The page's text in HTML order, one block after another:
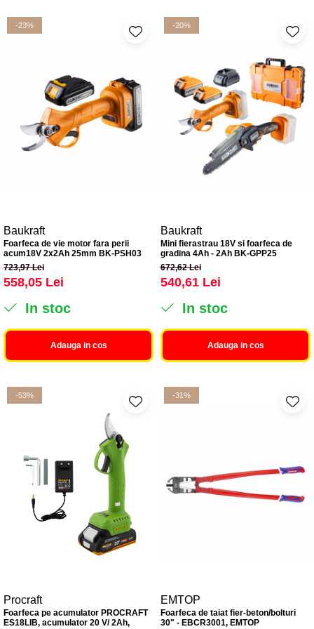
Ventuze cu brate pentru transport
Uscatoare de rufe
incorporabile
Seturi oale
SANDWICH MAKER
Storcatoare de fructe
-23%
Baukraft
Foarfeca de vie motor fara perii
acum18V 2x2Ah 25mm BK-PSH03
723,97 Lei
558,05 Lei
In stoc
Adauga in cos
-20%
Baukraft
Mini fierastrau 18V si foarfeca de
gradina 4Ah - 2Ah BK-GPP25
672,62 Lei
540,61 Lei
In stoc
Adauga in cos
-53%
Procraft
Foarfeca pe acumulator PROCRAFT
ES18LIB, acumulator 20 V/ 2Ah,
-31%
EMTOP
Foarfeca de taiat fier-beton/bolturi
30" - EBCR3001, EMTOP